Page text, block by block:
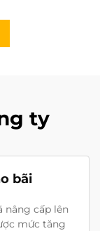
ty
bãi
nâng cấp lên
mức tăng